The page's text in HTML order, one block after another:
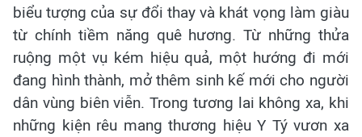
biểu tượng của sự đổi thay và khát vọng làm giàu
từ chính tiềm năng quê hương. Từ những thửa
ruộng một vụ kém hiệu quả, một hướng đi mới
đang hình thành, mở thêm sinh kế mới cho người
dân vùng biên viễn. Trong tương lai không xa, khi
những kiện rêu mang thương hiệu Y Tý vươn xa